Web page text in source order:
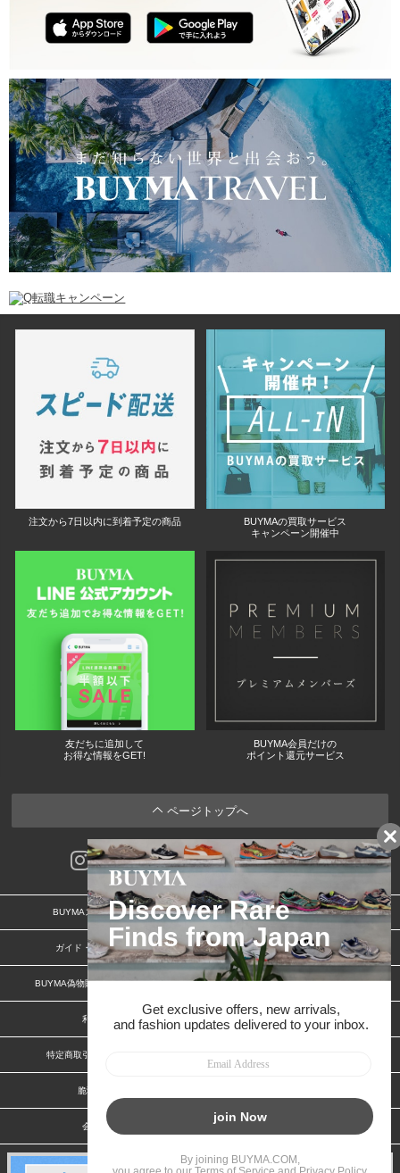
注文から7日以内に到着予定の商品
BUYMAの買取サービス
キャンペーン開催中
友だちに追加して
お得な情報をGET!
BUYMA会員だけの
ポイント還元サービス
ページトップへ
BUYMAスタートガイド 安心への取り組み
ガイド・お問い合わせ かんたん購入ガイド
BUYMA偽物販売防止の取り組み BUYMA CARD
利用規約 プライバシー
特定商取引法に関する表記
脆弱性報告
会社案内